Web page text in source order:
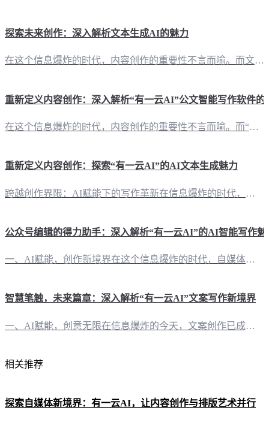
探索未来创作：深入解析文本生成AI的魅力
在这个信息爆炸的时代，内容创作的重要性不言而喻。而文本生成AI，作为人工智能领域的佼佼者，正以其独特的魅力，改变着我们的创作方式。 二、文本生成AI的强大功能：从基础创作到创意无限 2.1 自动化创作：告别重复，拥抱效率“有一云AI”作为一款创新的AI智能写作+排版软件，通过其强大的AI技术，能够自动化完成大部分的创作需求，让创作者从繁琐的重复劳动中解放出来。 2.2 多平台支持：一应俱全，满足多
重新定义内容创作：深入解析“有一云AI”公文智能写作软件的
在这个信息爆炸的时代，内容创作的重要性不言而喻。而“有一云AI”作为一款创新型AI智能写作+排版软件，正以其卓越的性能和丰富的功能，为自媒体创作者和各类机构带来前所未有的便捷与高效。 二、功能全面：AI赋能，创作无忧 2.1 内容排版，美轮美奂“有一云AI”在内容排版方面独具匠心，提供包含标题、内容、图文、分隔、引导五大类数千款装修皮肤可供使用。无论是追求简洁大气的风格，还是喜好丰富多元的设计，都
重新定义内容创作：探索“有一云AI”的AI文本生成魅力
跨越创作界限：AI赋能下的写作革新在信息爆炸的时代，内容创作成为自媒体创作者的核心竞争力。而“有一云AI”，这款创新型AI智能写作+排版软件，正以前沿的AI技术服务，为自媒体创作者带来前所未有的创作体验。 内容排版：千款皮肤，量身定制“有一云AI”在内容排版方面独具匠心，提供包含标题、内容、图文、分隔、引导五大类数千款装修皮肤。这些皮肤设计精美，风格多样，能够满足不同类型内容的排版需求。创作者只
公众号编辑的得力助手：深入解析“有一云AI”的AI智能写作魅
一、AI赋能，创作新境界在这个信息爆炸的时代，自媒体创作者们面临着巨大的内容创作压力。而“有一云AI”应运而生，以其卓越的AI智能写作和排版能力，为自媒体创作者们开辟了一片创作新天地。 二、排版随心所欲，千款皮肤任君挑选“有一云AI”在内容排版方面，提供了包含标题、内容、图文、分隔、引导五大类的数千款装修皮肤。无论是简约风格还是华丽大气，你都能在这里找到心仪的模板，让你的文章更具视觉冲击力。 三
智慧笔触，未来篇章：深入解析“有一云AI”文案写作新境界
一、AI赋能，创意无限在信息爆炸的今天，文案创作已成为企业及自媒体人的核心竞争力。而“有一云AI”凭借其前沿的AI技术，为文案创作带来了一场革命。 二、功能全面，一应俱全 1. 创意排版，视觉盛宴“有一云AI”的内容排版功能，提供数千款装修皮肤，涵盖标题、内容、图文、分隔、引导等五大类，满足不同风格需求，让您的文案如同艺术品般引人入胜。 2. 多平台支持，无缝衔接从公众号到小红书，从百家号到知乎
相关推荐
探索自媒体新境界：有一云AI，让内容创作与排版艺术并行